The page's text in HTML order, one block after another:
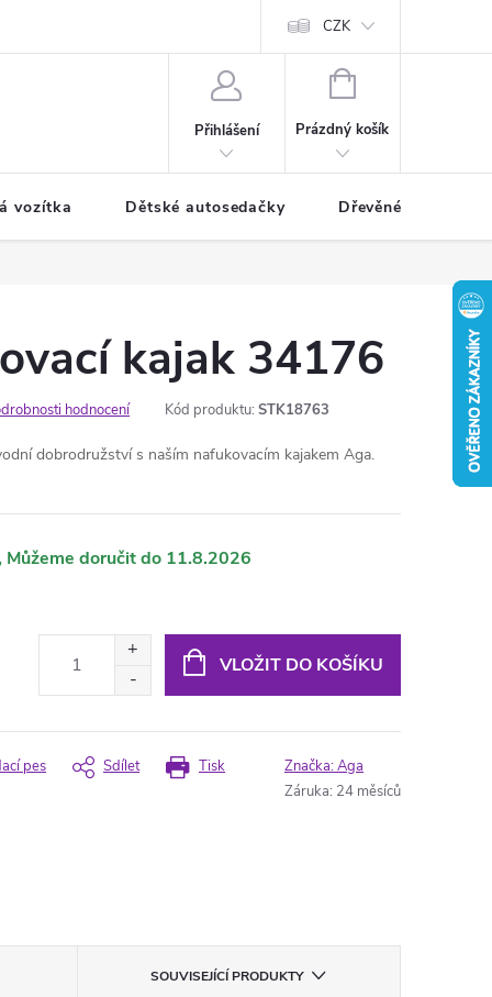
CZK
Přihlášení
NÁKUPNÍ
Prázdný košík
vozítka Dětské autosedačky Dřevěné hračky
kajak 34176
hodnocení Kód produktu: STK18763
dobrodružství s naším nafukovacím kajakem Aga.
11.8.2026
VLOŽIT DO KOŠÍKU
Tisk
pes Sdílet Značka:Aga
Záruka: 24 měsíců
SOUVISEJÍCÍ PRODUKTY